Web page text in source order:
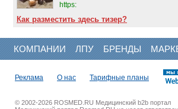
https:
Как разместить здесь тизер?
КОМПАНИИ ЛПУ БРЕНДЫ
Реклама О нас Тарифные планы
© 2002-2026 ROSMED.RU Медицинский b2b портал